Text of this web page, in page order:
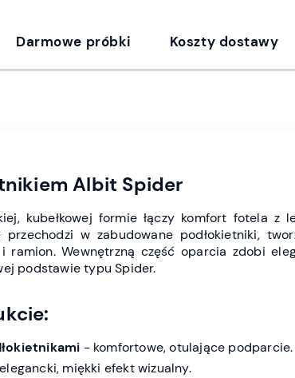
Darmowe próbki Koszty dostawy
Albit Spider
kubełkowej formie łączy komfort fotela z
przechodzi w zabudowane podłokietniki,
Wewnętrzną część oparcia zdobi
podstawie typu Spider.
- komfortowe, otulające podparcie.
miękki efekt wizualny.